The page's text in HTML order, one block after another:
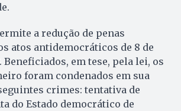
a redução de penas
atos antidemocráticos de 8 de
Beneficiados, em tese, pela lei, os
foram condenados em sua
crimes: tentativa de
do Estado democrático de